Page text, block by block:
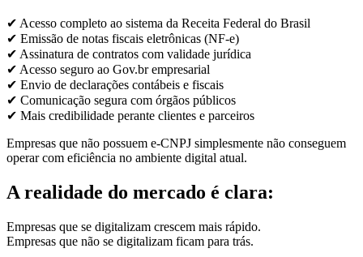
✔ Acesso completo ao sistema da Receita Federal do Brasil
✔ Emissão de notas fiscais eletrônicas (NF-e)
✔ Assinatura de contratos com validade jurídica
✔ Acesso seguro ao Gov.br empresarial
✔ Envio de declarações contábeis e fiscais
✔ Comunicação segura com órgãos públicos
✔ Mais credibilidade perante clientes e parceiros
Empresas que não possuem e-CNPJ simplesmente não conseguem
operar com eficiência no ambiente digital atual.
A realidade do mercado é clara:
Empresas que se digitalizam crescem mais rápido.
Empresas que não se digitalizam ficam para trás.